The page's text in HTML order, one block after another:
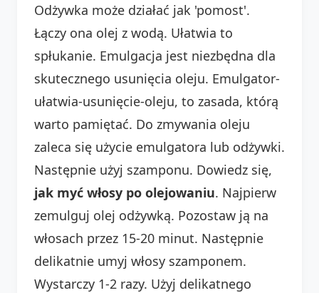
Odżywka może działać jak 'pomost'.
Łączy ona olej z wodą. Ułatwia to
spłukanie. Emulgacja jest niezbędna dla
skutecznego usunięcia oleju. Emulgator-
ułatwia-usunięcie-oleju, to zasada, którą
warto pamiętać. Do zmywania oleju
zaleca się użycie emulgatora lub odżywki.
Następnie użyj szamponu. Dowiedz się,
jak myć włosy po olejowaniu. Najpierw
zemulguj olej odżywką. Pozostaw ją na
włosach przez 15-20 minut. Następnie
delikatnie umyj włosy szamponem.
Wystarczy 1-2 razy. Użyj delikatnego